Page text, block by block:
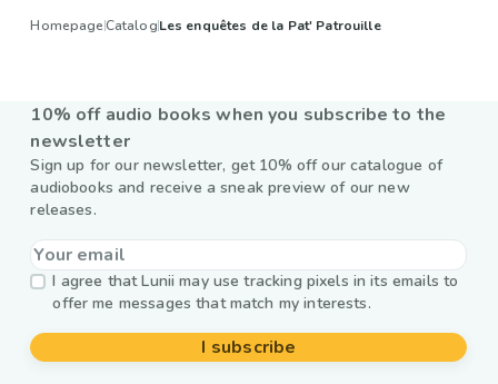
HomepageCatalogLes enquêtes de la Pat' Patrouille
10% off audio books when you subscribe to the
newsletter
Sign up for our newsletter, get 10% off our catalogue of
audiobooks and receive a sneak preview of our new
releases.
I agree that Lunii may use tracking pixels in its emails to
offer me messages that match my interests.
I subscribe